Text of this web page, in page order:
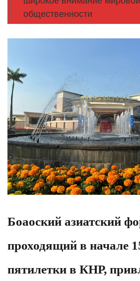
общественности
Боаоский азиатский
проходящий в начале
пятилетки в КНР,